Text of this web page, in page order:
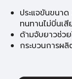
ประแจขันขนา
ทนทานไม่บิ่นเ
ด้ามจับยาวช่ว
กระบวนการผ